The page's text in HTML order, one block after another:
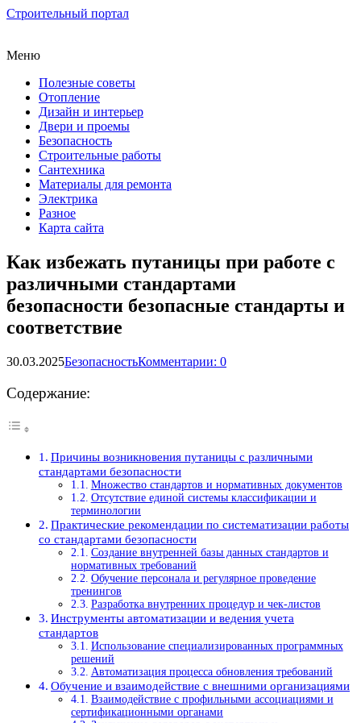
Строительный портал
Меню
Полезные советы
Отопление
Дизайн и интерьер
Двери и проемы
Безопасность
Строительные работы
Сантехника
Материалы для ремонта
Электрика
Разное
Карта сайта
Как избежать путаницы при работе с
различными стандартами
безопасности безопасные стандарты и
соответствие
30.03.2025БезопасностьКомментарии: 0
Содержание:
Причины возникновения путаницы с различными
стандартами безопасности
Множество стандартов и нормативных документов
Отсутствие единой системы классификации и
терминологии
Практические рекомендации по систематизации работы
со стандартами безопасности
Создание внутренней базы данных стандартов и
нормативных требований
Обучение персонала и регулярное проведение
тренингов
Разработка внутренних процедур и чек-листов
Инструменты автоматизации и ведения учета
стандартов
Использование специализированных программных
решений
Автоматизация процесса обновления требований
Обучение и взаимодействие с внешними организациями
Взаимодействие с профильными ассоциациями и
сертификационными органами